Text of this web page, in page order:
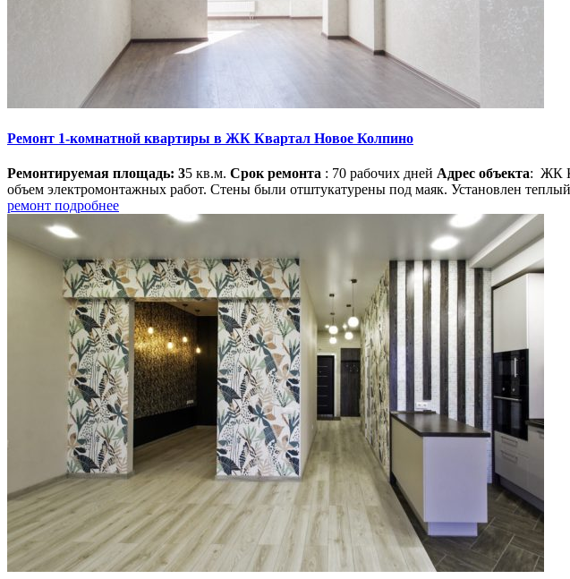
Ремонт 1-комнатной квартиры в ЖК Квартал Новое Колпино
Ремонтируемая площадь: 35 кв.м. Срок ремонта : 70 рабочих дней Адрес объекта: ЖК
объем электромонтажных работ. Стены были отштукатурены под маяк. Установлен
ремонт подробнее